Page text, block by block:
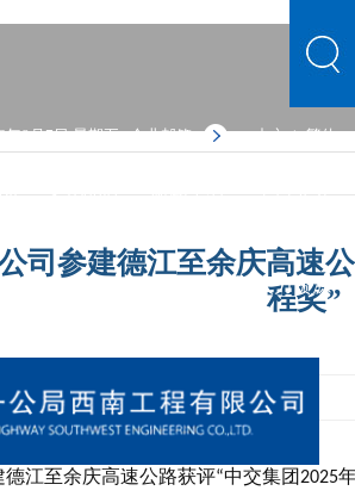
年8月7日 星期五企业邮箱 中文 | 繁体
文化品牌 新闻中心 主营业务
人力资源
司参建德江至余庆高速
程奖”
09:18:28手机阅读量：1
江至余庆高速公路获评“中交集团2025